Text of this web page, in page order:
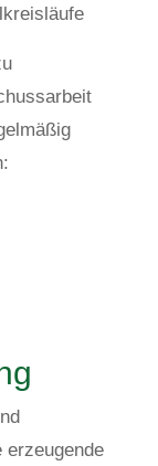
erzeugende